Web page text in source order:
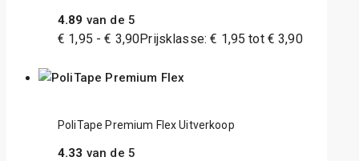
4.89 van de 5
€ 1,95 - € 3,90Prijsklasse: € 1,95 tot € 3,90
PoliTape Premium Flex Uitverkoop
4.33 van de 5